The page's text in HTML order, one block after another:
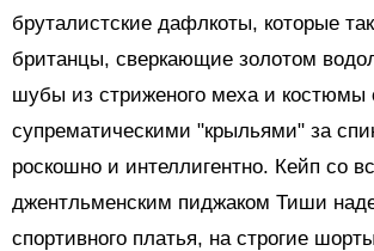
бруталистские дафлкоты, которые
британцы, сверкающие золотом
шубы из стриженого меха и костюмы
супрематическими "крыльями" за
роскошно и интеллигентно. Кейп со
джентльменским пиджаком Тиши
спортивного платья, на строгие